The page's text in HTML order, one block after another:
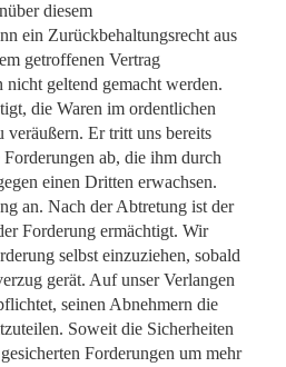
diesem
ein Zurückbehaltungsrecht aus
getroffenen Vertrag
nicht geltend gemacht werden.
die Waren im ordentlichen
veräußern. Er tritt uns bereits
ab, die ihm durch
einen Dritten erwachsen.
an. Nach der Abtretung ist der
Forderung ermächtigt. Wir
selbst einzuziehen, sobald
gerät. Auf unser Verlangen
seinen Abnehmern die
Soweit die Sicherheiten
Forderungen um mehr